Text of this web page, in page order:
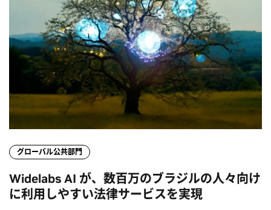
グローバル公共部門
Widelabs AI が、数百万のブラジルの人々向け
に利用しやすい法律サービスを実現